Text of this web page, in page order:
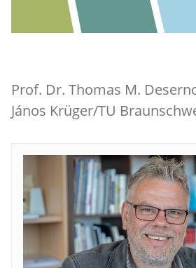
Prof. Dr. Thomas M.
János Krüger/TU